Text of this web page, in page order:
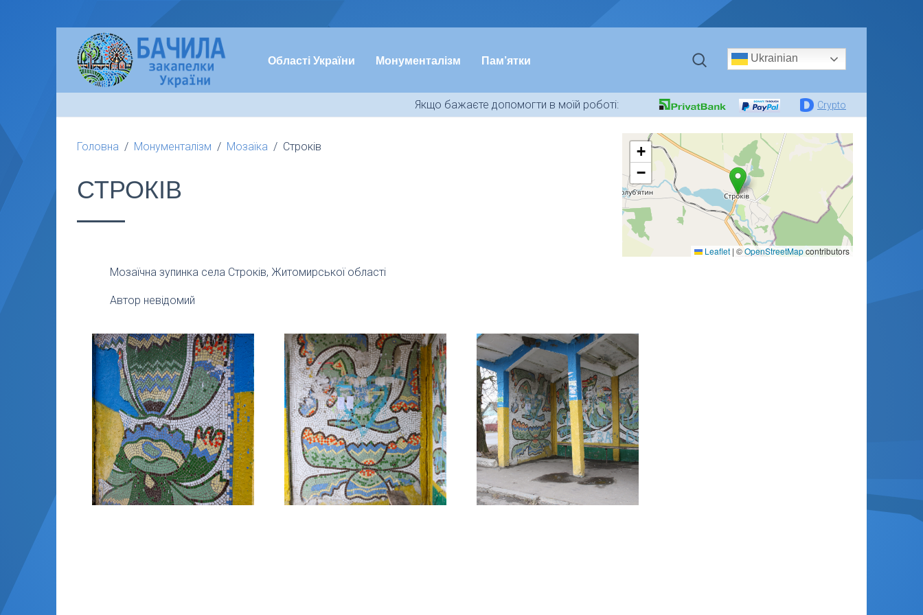
Області України Монументалізм Пам’ятки Ukrainian
Якщо бажаєте допомогти в моїй роботі: Crypto
Головна Монументалізм Мозаїка Строків
СТРОКІВ
+
−
Leaflet | ©OpenStreetMapcontributors
Мозаїчна зупинка села Строків, Житомирської області
Автор невідомий